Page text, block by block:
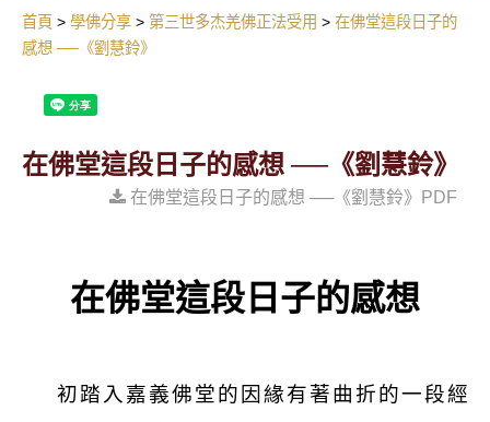
首頁 學佛分享 第三世多杰羌佛正法受用
在佛堂這段日子的
感想 ──《劉慧鈴》
在佛堂這段日子的感想 ──《劉慧鈴》
在佛堂這段日子的感想 ──《劉慧鈴》PDF
在佛堂這段日子的感想
初踏入嘉義佛堂的因緣有著曲折的一段經